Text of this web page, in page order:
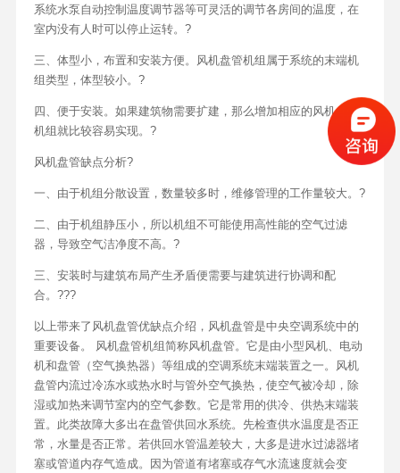
系统水泵自动控制温度调节器等可灵活的调节各房间的温度，在
室内没有人时可以停止运转。?
三、体型小，布置和安装方便。风机盘管机组属于系统的末端机
组类型，体型较小。?
四、便于安装。如果建筑物需要扩建，那么增加相应的风机盘管
机组就比较容易实现。?
风机盘管缺点分析?
一、由于机组分散设置，数量较多时，维修管理的工作量较大。?
二、由于机组静压小，所以机组不可能使用高性能的空气过滤
器，导致空气洁净度不高。?
三、安装时与建筑布局产生矛盾便需要与建筑进行协调和配
合。???
以上带来了风机盘管优缺点介绍，风机盘管是中央空调系统中的
重要设备。 风机盘管机组简称风机盘管。它是由小型风机、电动
机和盘管（空气换热器）等组成的空调系统末端装置之一。风机
盘管内流过冷冻水或热水时与管外空气换热，使空气被冷却，除
湿或加热来调节室内的空气参数。它是常用的供冷、供热末端装
置。此类故障大多出在盘管供回水系统。先检查供水温度是否正
常，水量是否正常。若供回水管温差较大，大多是进水过滤器堵
塞或管道内存气造成。因为管道有堵塞或存气水流速度就会变